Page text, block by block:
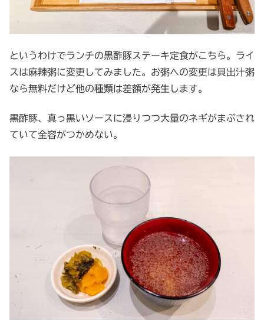
というわけでランチの黒酢豚ステーキ定食がこちら。ライ
スは麻辣粥に変更してみました。お粥への変更は貝出汁粥
なら無料だけど他の種類は差額が発生します。
黒酢豚、真っ黒いソースに浸りつつ大量のネギがまぶされ
ていて全容がつかめない。